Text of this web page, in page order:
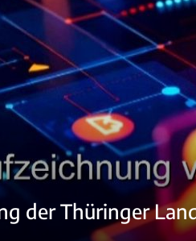
der Thüringer